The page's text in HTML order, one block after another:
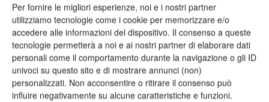
Per fornire le migliori esperienze, noi e i nostri partner
utilizziamo tecnologie come i cookie per memorizzare e/o
accedere alle informazioni del dispositivo. Il consenso a queste
tecnologie permetterà a noi e ai nostri partner di elaborare dati
personali come il comportamento durante la navigazione o gli ID
univoci su questo sito e di mostrare annunci (non)
personalizzati. Non acconsentire o ritirare il consenso può
influire negativamente su alcune caratteristiche e funzioni.
Messaggio